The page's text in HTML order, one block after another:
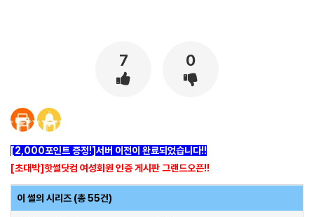
7 0
[2,000포인트 증정!]서버 이전이 완료되었습니다!!
[초대박]핫썰닷컴 여성회원 인증 게시판 그랜드오픈!!
이 썰의 시리즈 (총 55건)